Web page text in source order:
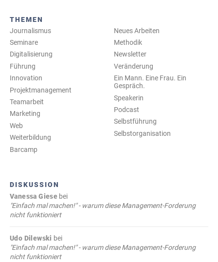
THEMEN
Journalismus
Seminare
Digitalisierung
Führung
Innovation
Projektmanagement
Teamarbeit
Marketing
Web
Weiterbildung
Barcamp
Neues Arbeiten
Methodik
Newsletter
Veränderung
Ein Mann. Eine Frau. Ein
Gespräch.
Speakerin
Podcast
Selbstführung
Selbstorganisation
DISKUSSION
Vanessa Giese bei
"Einfach mal machen!" - warum diese Management-Forderung
nicht funktioniert
Udo Dilewski bei
"Einfach mal machen!" - warum diese Management-Forderung
nicht funktioniert